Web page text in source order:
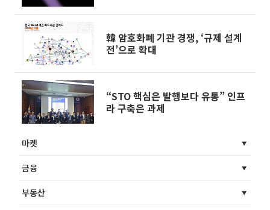
韓 암호화폐 기관 경쟁, ‘규제 설계
전’으로 확대
“STO 핵심은 발행보다 유통” 인프
라 구축은 과제
마켓
금융
부동산